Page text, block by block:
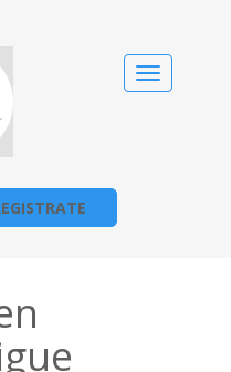
Cambiar
navegación